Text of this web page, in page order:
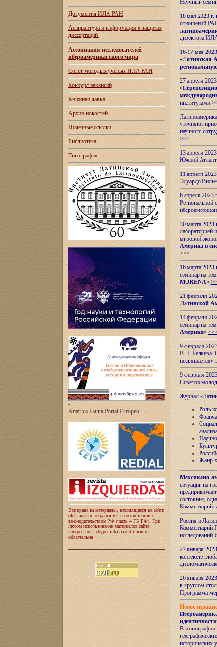
Документы ИЛА РАН
Аспирантура и информация о защитах
диссертаций
Ассоциация исследователей
ибероамериканского мира
Совет молодых ученых ИЛА РАН
Конкурс вакансий
Книжная лавка
Архив новостей
Полезные ссылки
Библиотека
Типография
-
América Latina Portal Europeo
Все права на материалы, находящиеся на сайте
old.ilaran.ru, охраняются в соответствии с
законодательством РФ (часть 4 ГК РФ). При
любом использовании материалов сайта
гиперссылка (hyperlink) на old.ilaran.ru
обязательна.
Научный
18 мая 2023
отношений
директора
16-17 мая
«Латинская
27 апреля
«
институтами
уточняют
научного
>>>
13 апреля
Южной
11 апреля
Эдуардо
6 апреля
Региональной
30 марта 2023
лабораторией
мировой
Америка в
>>>
16 марта 2023
семинар на
MORENA»
21 февраля
Латинской
14 февраля
семинар на
Америки»
9 февраля
В.П. Беляева.
посвящается»
9 февраля
Советов
Журнал
Роль
анализа
Жанр
Мексикано-
ситуации на
состояние,
Комментарий
Россия и
Комментарий
27 января
контексте
26 января
в круглом
Программа
Новое
идентичности
В монографии
исторических